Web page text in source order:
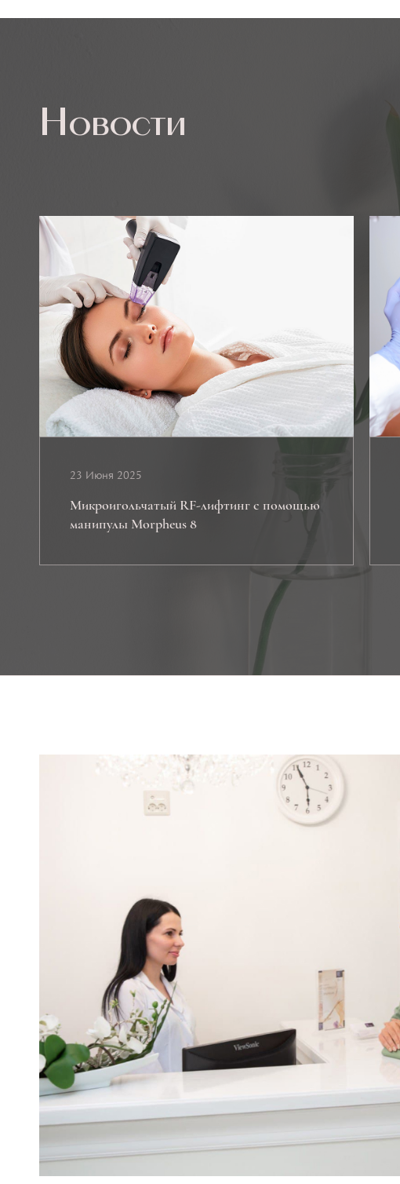
Новости
23 Июня 2025
Микроигольчатый RF-лифтинг с помощью
манипулы Morpheus 8